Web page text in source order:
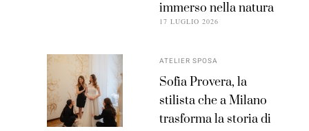
immerso nella natura
17 LUGLIO 2026
ATELIER SPOSA
Sofia Provera, la
stilista che a Milano
trasforma la storia di